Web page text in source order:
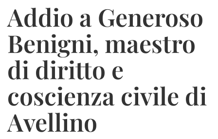
Addio a Generoso
Benigni, maestro
di diritto e
coscienza civile di
Avellino